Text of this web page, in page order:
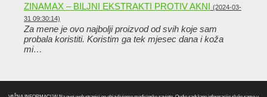
ZINAMAX – BILJNI EKSTRAKTI PROTIV AKNI (2024-03-
31 09:30:14)
Za mene je ovo najbolji proizvod od svih koje sam
probala koristiti. Koristim ga tek mjesec dana i koža
mi…